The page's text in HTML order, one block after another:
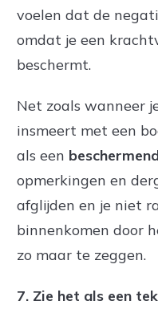
voelen dat de
omdat je een
beschermt.
Net zoals wanneer
insmeert met een
als een
opmerkingen en
afglijden en je niet
binnenkomen door
zo maar te zeggen.
7. Zie het als een